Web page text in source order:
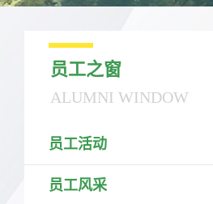
员工之窗
ALUMNI WINDOW
员工活动
员工风采